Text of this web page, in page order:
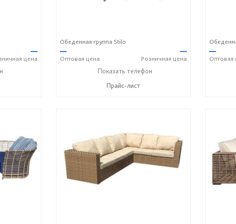
—
цена
Обеденная группа Stilo
—
Оптовая цена
—
Розничная цена
+7 (917) 600-15-16
Показать телефон
Прайс-лист
—
Оптовая